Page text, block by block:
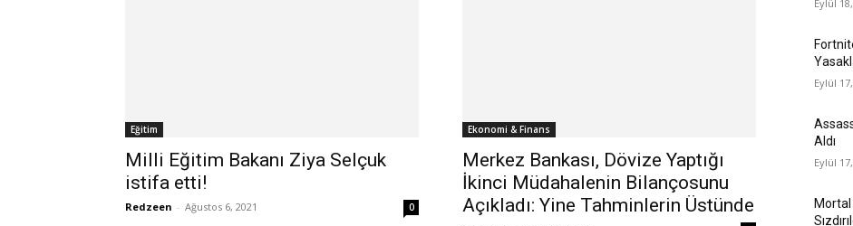
Eğitim
Milli Eğitim Bakanı Ziya Selçuk
istifa etti!
Redzeen - Ağustos 6, 2021 0
Ekonomi & Finans
Merkez Bankası, Dövize Yaptığı
İkinci Müdahalenin Bilançosunu
Açıkladı: Yine Tahminlerin Üstünde
Eylül
Eylül
Aldı
Eylül
Mortal